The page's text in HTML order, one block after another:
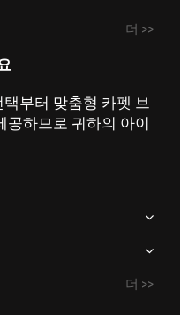
더 >>
택부터 맞춤형 카펫 브
공하므로 귀하의 아이
더 >>